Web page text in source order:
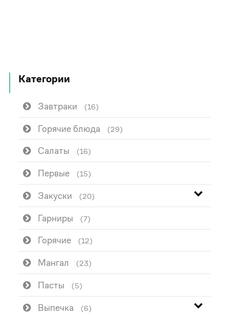
Категории
Завтраки (16)
Горячие блюда (29)
Салаты (16)
Первые (15)
Закуски (20)
Гарниры (7)
Горячие (12)
Мангал (23)
Пасты (5)
Выпечка (6)